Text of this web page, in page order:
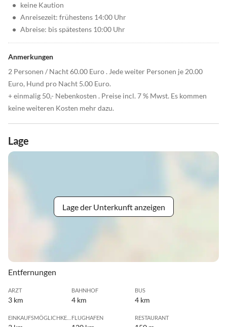
• keine Kaution
• Anreisezeit: frühestens 14:00 Uhr
• Abreise: bis spätestens 10:00 Uhr
Anmerkungen
2 Personen / Nacht 60.00 Euro . Jede weiter Personen je 20.00
Euro, Hund pro Nacht 5.00 Euro.
+ einmalig 50,- Nebenkosten . Preise incl. 7 % Mwst. Es kommen
keine weiteren Kosten mehr dazu.
Lage
Lage der Unterkunft anzeigen
Entfernungen
ARZT
3 km
BAHNHOF
4 km
BUS
4 km
FLUGHAFEN RESTAURANT